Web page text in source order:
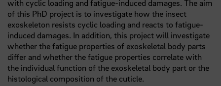
with cyclic loading and fatigue-induced damages. The aim
of this PhD project is to investigate how the insect
exoskeleton resists cyclic loading and reacts to fatigue-
induced damages. In addition, this project will investigate
whether the fatigue properties of exoskeletal body parts
differ and whether the fatigue properties correlate with
the individual function of the exoskeletal body part or the
histological composition of the cuticle.